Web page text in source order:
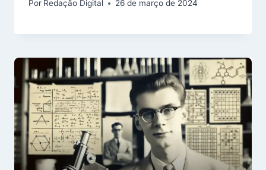
Por Redação Digital 26 de março de 2024